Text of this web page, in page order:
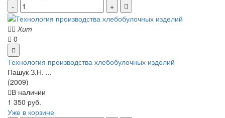
Хит
0
Технология производства хлебобулочных изделий
Пашук З.Н. ...
(2009)
В наличии
1 350 руб.
Уже в корзине